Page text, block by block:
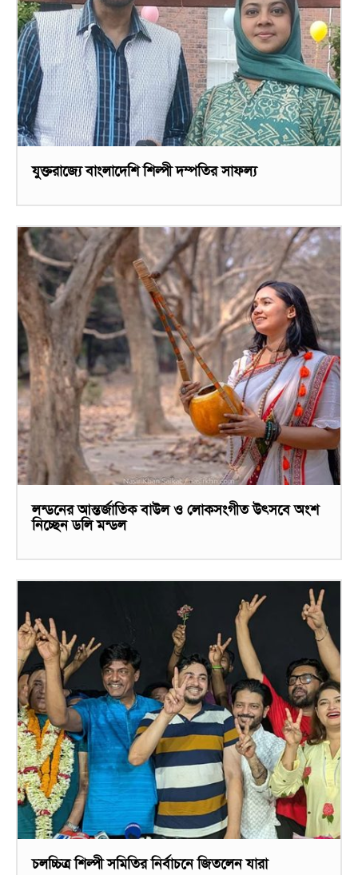
যুক্তরাজ্যে বাংলাদেশি শিল্পী দম্পতির সাফল্য
লন্ডনের আন্তর্জাতিক বাউল ও লোকসংগীত উৎসবে অংশ
নিচ্ছেন ডলি মন্ডল
চলচ্চিত্র শিল্পী সমিতির নির্বাচনে জিতলেন যারা